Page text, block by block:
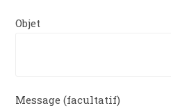
Objet
Message (facultatif)